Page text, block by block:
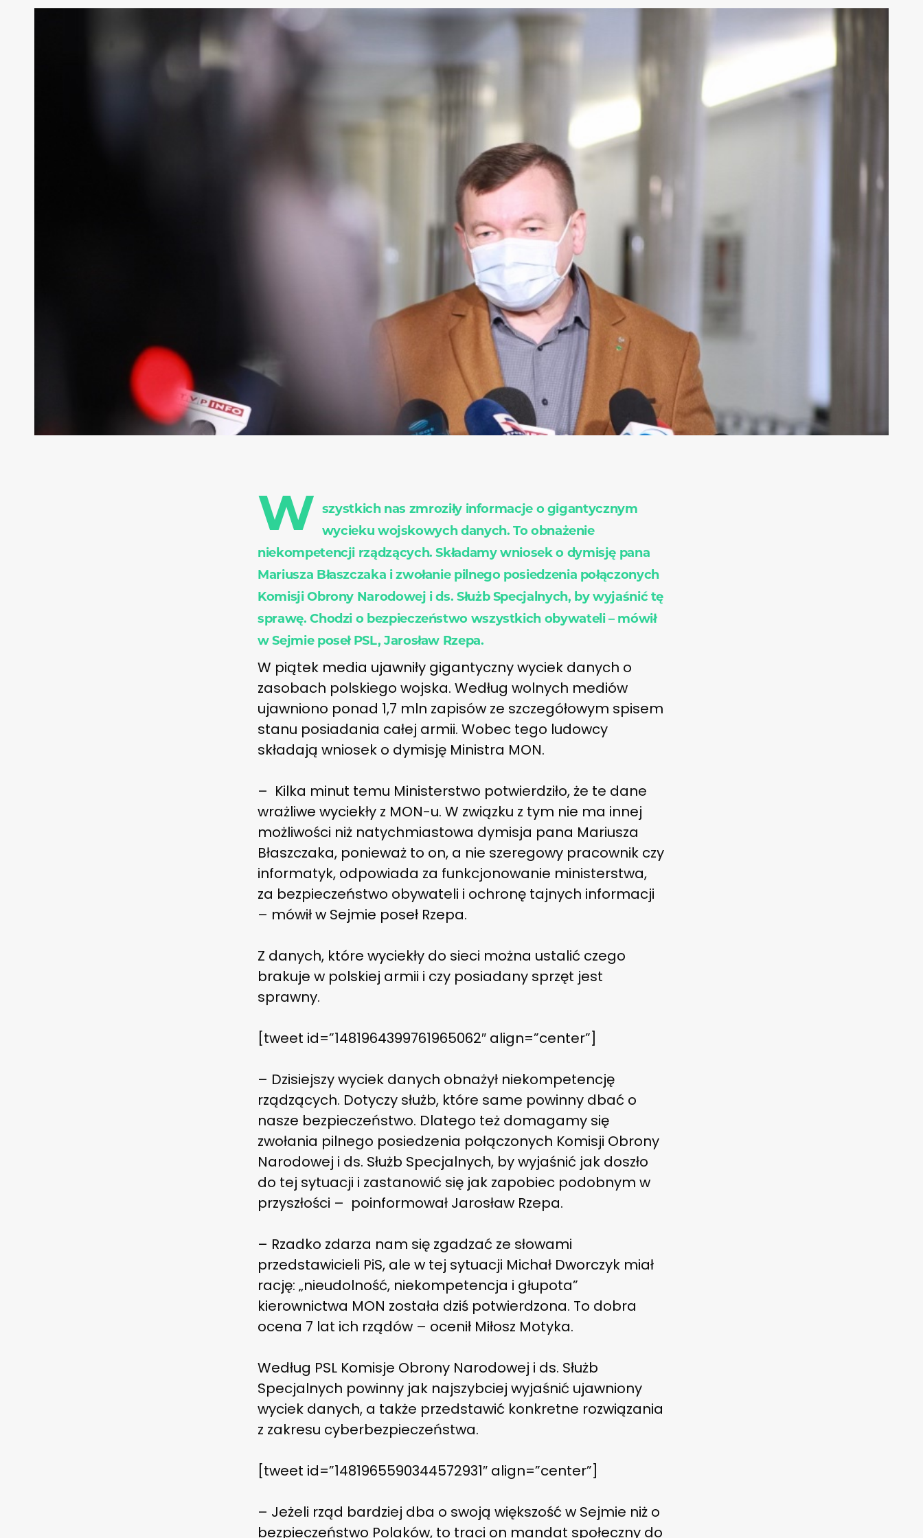
W szystkich nas zmroziły informacje o gigantycznym
wycieku wojskowych danych. To obnażenie
niekompetencji rządzących. Składamy wniosek o dymisję pana
Mariusza Błaszczaka i zwołanie pilnego posiedzenia połączonych
Komisji Obrony Narodowej i ds. Służb Specjalnych, by wyjaśnić tę
sprawę. Chodzi o bezpieczeństwo wszystkich obywateli – mówił
w Sejmie poseł PSL, Jarosław Rzepa.
W piątek media ujawniły gigantyczny wyciek danych o
zasobach polskiego wojska. Według wolnych mediów
ujawniono ponad 1,7 mln zapisów ze szczegółowym spisem
stanu posiadania całej armii. Wobec tego ludowcy
składają wniosek o dymisję Ministra MON.
– Kilka minut temu Ministerstwo potwierdziło, że te dane
wrażliwe wyciekły z MON-u. W związku z tym nie ma innej
możliwości niż natychmiastowa dymisja pana Mariusza
Błaszczaka, ponieważ to on, a nie szeregowy pracownik czy
informatyk, odpowiada za funkcjonowanie ministerstwa,
za bezpieczeństwo obywateli i ochronę tajnych informacji
– mówił w Sejmie poseł Rzepa.
Z danych, które wyciekły do sieci można ustalić czego
brakuje w polskiej armii i czy posiadany sprzęt jest
sprawny.
[tweet id=”1481964399761965062″ align=”center”]
– Dzisiejszy wyciek danych obnażył niekompetencję
rządzących. Dotyczy służb, które same powinny dbać o
nasze bezpieczeństwo. Dlatego też domagamy się
zwołania pilnego posiedzenia połączonych Komisji Obrony
Narodowej i ds. Służb Specjalnych, by wyjaśnić jak doszło
do tej sytuacji i zastanowić się jak zapobiec podobnym w
przyszłości – poinformował Jarosław Rzepa.
– Rzadko zdarza nam się zgadzać ze słowami
przedstawicieli PiS, ale w tej sytuacji Michał Dworczyk miał
rację: „nieudolność, niekompetencja i głupota”
kierownictwa MON została dziś potwierdzona. To dobra
ocena 7 lat ich rządów – ocenił Miłosz Motyka.
Według PSL Komisje Obrony Narodowej i ds. Służb
Specjalnych powinny jak najszybciej wyjaśnić ujawniony
wyciek danych, a także przedstawić konkretne rozwiązania
z zakresu cyberbezpieczeństwa.
[tweet id=”1481965590344572931″ align=”center”]
– Jeżeli rząd bardziej dba o swoją większość w Sejmie niż o
bezpieczeństwo Polaków, to traci on mandat społeczny do